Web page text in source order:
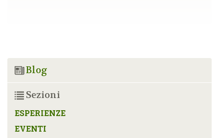
Blog
Sezioni
ESPERIENZE
EVENTI